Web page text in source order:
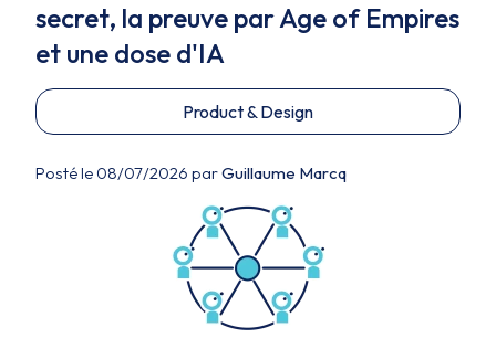
secret, la preuve par Age of Empires
et une dose d'IA
Product & Design
Posté le 08/07/2026 parGuillaume Marcq